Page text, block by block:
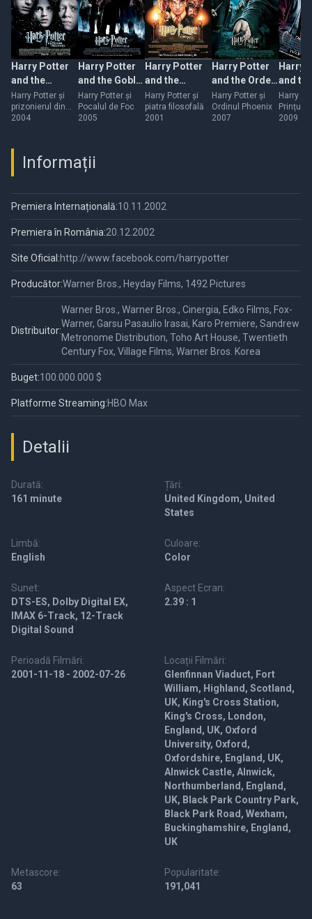
Harry Potter
and the
Prisoner of
Azkaban
Harry Potter și
prizonierul din
Azkaban
2004
Harry Potter
and the Goblet
of Fire
Harry Potter și
Pocalul de Foc
2005
Harry Potter
and the
Sorcerer's
Stone
Harry Potter și
piatra filosofală
2001
Harry Potter
and the Order
of the Phoenix
Harry Potter și
Ordinul Phoenix
2007
Harry
and
Blood
Harry
Prințul
2009
Informații
Premiera Internațională:10.11.2002
Premiera în România:20.12.2002
Site Oficial:http://www.facebook.com/harrypotter
Producător:Warner Bros., Heyday Films, 1492 Pictures
Distribuitor:
Warner Bros., Warner Bros., Cinergia, Edko Films, Fox-
Warner, Garsu Pasaulio Irasai, Karo Premiere, Sandrew
Metronome Distribution, Toho Art House, Twentieth
Century Fox, Village Films, Warner Bros. Korea
Buget:100.000.000 $
Platforme Streaming:HBO Max
Detalii
Durată:
161 minute
Țări:
United Kingdom, United
States
Limbă:
English
Culoare:
Color
Sunet:
DTS-ES, Dolby Digital EX,
IMAX 6-Track, 12-Track
Digital Sound
Aspect Ecran:
2.39 : 1
Perioadă Filmări:
2001-11-18 - 2002-07-26
Locații Filmări:
Glenfinnan Viaduct, Fort
William, Highland, Scotland,
UK, King's Cross Station,
King's Cross, London,
England, UK, Oxford
University, Oxford,
Oxfordshire, England, UK,
Alnwick Castle, Alnwick,
Northumberland, England,
UK, Black Park Country Park,
Black Park Road, Wexham,
Buckinghamshire, England,
UK
Metascore:
63
Popularitate:
191,041